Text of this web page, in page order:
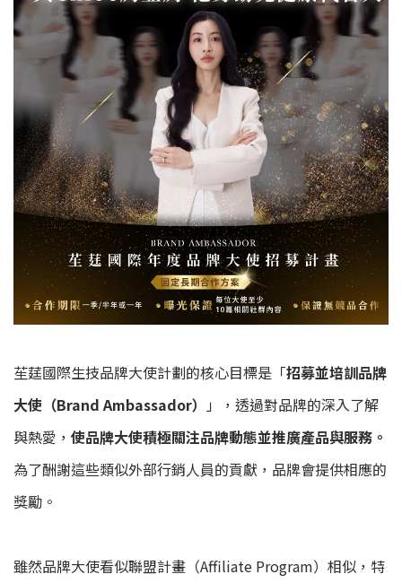
苼莛國際生技品牌大使計劃的核心目標是「招募並培訓品牌
大使（Brand Ambassador）
」，透過對品牌的深入了解
與熱愛， 使品牌大使積極關注品牌動態並推廣產品與服務。
為了酬謝這些類似外部行銷人員的貢獻，品牌會提供相應的
獎勵。
雖然品牌大使看似聯盟計畫（Affiliate Program）相似，特